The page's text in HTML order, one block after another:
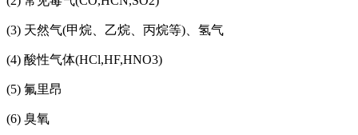
(3) 天然气(甲烷、乙烷、丙烷等)、氢气
(4) 酸性气体(HCl,HF,HNO3)
(5) 氟里昂
(6) 臭氧